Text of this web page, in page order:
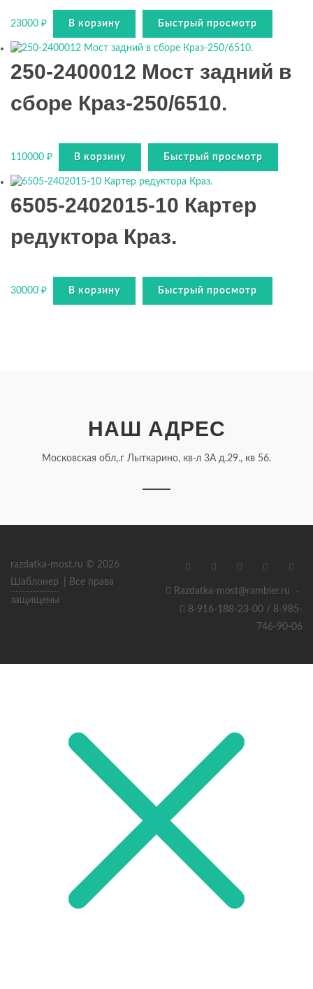
23000 ₽ В корзину Быстрый просмотр
250-2400012 Мост задний в
сборе Краз-250/6510.
110000 ₽ В корзину Быстрый просмотр
6505-2402015-10 Картер
редуктора Краз.
30000 ₽ В корзину Быстрый просмотр
НАШ АДРЕС
Московская обл,.г Лыткарино, кв-л 3А д.29., кв 56.
razdatka-most.ru © 2026
Шаблонер
| Все права
защищены
Razdatka-most@rambler.ru
·
8-916-188-23-00 / 8-985-
746-90-06